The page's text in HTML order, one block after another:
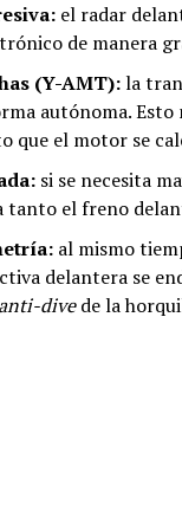
el radar
de manera
(Y-AMT):la
autónoma.
que el motor se
si se necesita
el freno
al mismo
delantera se
anti-divede la